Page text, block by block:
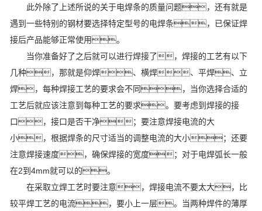
此外除了上述所说的关于电焊条的质量问题，还有就是
遇到一些特别的钢材要选择特定型号的电焊条，已保证焊
接后产品能够正常使用。
当你准备好了之后就可以进行焊接了，焊接的工艺有以下
几种，那就是仰焊、横焊、平焊、立
焊，每种焊接工艺的要求会不同，当你选择合适的
工艺后就应该注意到每种工艺的要求。要考虑到焊接的接
口，接口是否干净；要注意焊接电流的大
小，根据焊条的尺寸适当的调整电流的大小；还要
注意焊接速度，确保焊接的宽度；对于电焊弧长一般
在2到4mm就可以的。
在采取立焊工艺时要注意，焊接电流不要太大，比
较平焊工艺的电流，要小上一层。当两种焊件的薄厚